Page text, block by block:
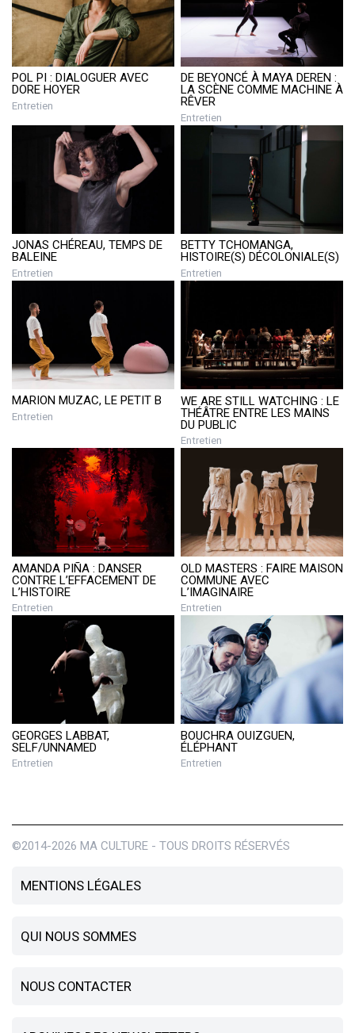
POL PI : DIALOGUER AVEC
DORE HOYER
Entretien
DE BEYONCÉ À MAYA DEREN :
LA SCÈNE COMME MACHINE À
RÊVER
Entretien
JONAS CHÉREAU, TEMPS DE
BALEINE
Entretien
BETTY TCHOMANGA,
HISTOIRE(S) DÉCOLONIALE(S)
Entretien
MARION MUZAC, LE PETIT B
Entretien
WE ARE STILL WATCHING : LE
THÉÂTRE ENTRE LES MAINS
DU PUBLIC
Entretien
AMANDA PIÑA : DANSER
CONTRE L’EFFACEMENT DE
L’HISTOIRE
Entretien
OLD MASTERS : FAIRE MAISON
COMMUNE AVEC
L’IMAGINAIRE
Entretien
GEORGES LABBAT,
SELF/UNNAMED
Entretien
BOUCHRA OUIZGUEN,
ÉLÉPHANT
Entretien
©2014-2026 MA CULTURE - TOUS DROITS RÉSERVÉS
MENTIONS LÉGALES
QUI NOUS SOMMES
NOUS CONTACTER